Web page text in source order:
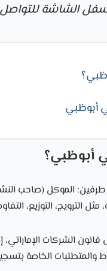
الشاشة
أبوظبي
أبوظبي؟
الموكل (صاحب
مثل الترويج، التوزيع،
الشركات الإماراتي،
الخاصة